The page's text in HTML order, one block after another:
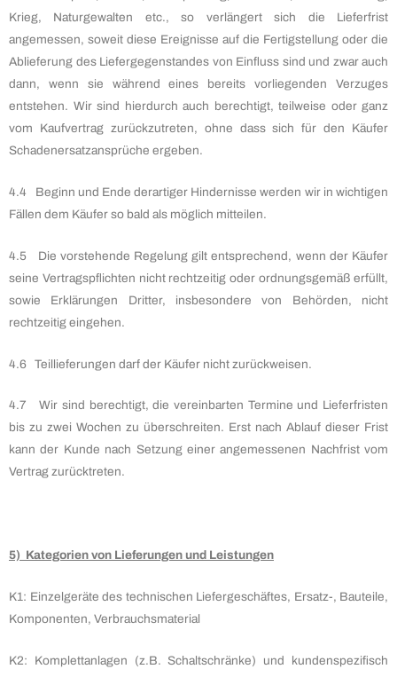
Krieg, Naturgewalten etc., so verlängert sich die Lieferfrist
angemessen, soweit diese Ereignisse auf die Fertigstellung oder die
Ablieferung des Liefergegenstandes von Einfluss sind und zwar auch
dann, wenn sie während eines bereits vorliegenden Verzuges
entstehen. Wir sind hierdurch auch berechtigt, teilweise oder ganz
vom Kaufvertrag zurückzutreten, ohne dass sich für den Käufer
Schadenersatzansprüche ergeben.
4.4 Beginn und Ende derartiger Hindernisse werden wir in wichtigen
Fällen dem Käufer so bald als möglich mitteilen.
4.5 Die vorstehende Regelung gilt entsprechend, wenn der Käufer
seine Vertragspflichten nicht rechtzeitig oder ordnungsgemäß erfüllt,
sowie Erklärungen Dritter, insbesondere von Behörden, nicht
rechtzeitig eingehen.
4.6 Teillieferungen darf der Käufer nicht zurückweisen.
4.7 Wir sind berechtigt, die vereinbarten Termine und Lieferfristen
bis zu zwei Wochen zu überschreiten. Erst nach Ablauf dieser Frist
kann der Kunde nach Setzung einer angemessenen Nachfrist vom
Vertrag zurücktreten.
5) Kategorien von Lieferungen und Leistungen
K1: Einzelgeräte des technischen Liefergeschäftes, Ersatz-, Bauteile,
Komponenten, Verbrauchsmaterial
K2: Komplettanlagen (z.B. Schaltschränke) und kundenspezifisch